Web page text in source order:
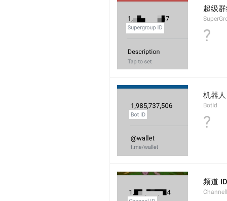
超级
?
机器
BotId
?
频道 ID